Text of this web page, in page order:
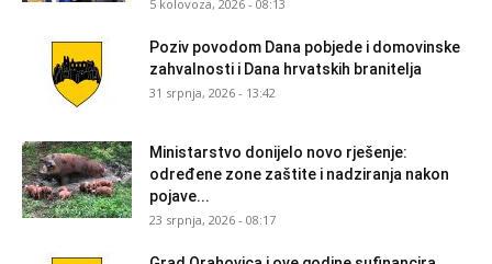
5 kolovoza, 2026 - 08:13
Poziv povodom Dana pobjede i domovinske
zahvalnosti i Dana hrvatskih branitelja
31 srpnja, 2026 - 13:42
Ministarstvo donijelo novo rješenje:
određene zone zaštite i nadziranja nakon
pojave...
23 srpnja, 2026 - 08:17